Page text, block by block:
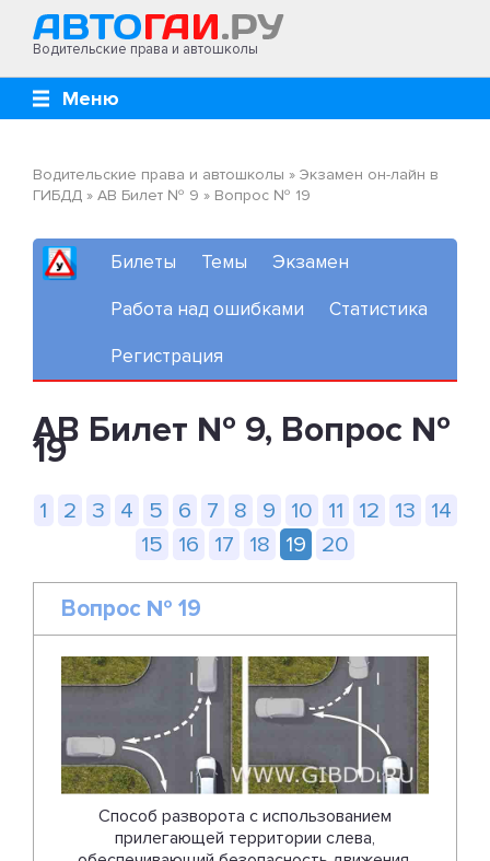
Водительские права и автошколы
Меню
Водительские права и автошколы » Экзамен он-лайн в
ГИБДД » AB Билет № 9 » Вопрос № 19
Билеты Темы Экзамен
Работа над ошибками Статистика
Регистрация
AB Билет № 9, Вопрос №
19
1 2 3 4 5 6 7 8 9 10 11 12 13
14
15
16 17 18 19 20
Вопрос № 19
Способ разворота с использованием
прилегающей территории слева,